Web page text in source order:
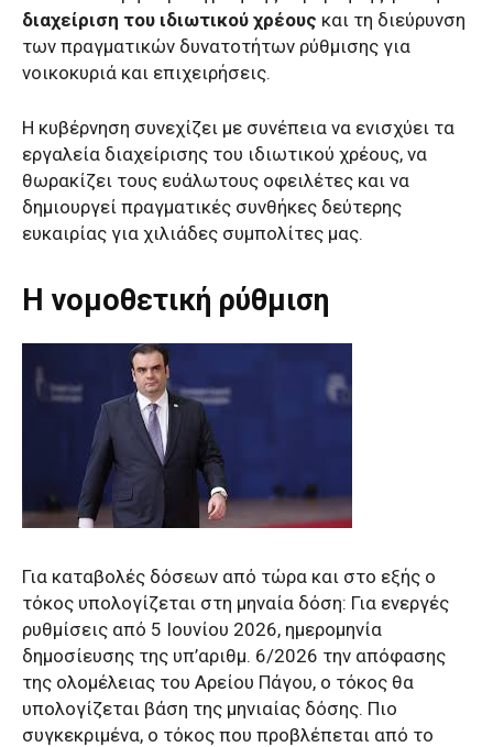
διαχείριση του ιδιωτικού χρέους και τη διεύρυνση
των πραγματικών δυνατοτήτων ρύθμισης για
νοικοκυριά και επιχειρήσεις.
Η κυβέρνηση συνεχίζει με συνέπεια να ενισχύει τα
εργαλεία διαχείρισης του ιδιωτικού χρέους, να
θωρακίζει τους ευάλωτους οφειλέτες και να
δημιουργεί πραγματικές συνθήκες δεύτερης
ευκαιρίας για χιλιάδες συμπολίτες μας.
H νομοθετική ρύθμιση
Για καταβολές δόσεων από τώρα και στο εξής ο
τόκος υπολογίζεται στη μηναία δόση: Για ενεργές
ρυθμίσεις από 5 Ιουνίου 2026, ημερομηνία
δημοσίευσης της υπ’αριθμ. 6/2026 την απόφασης
της ολομέλειας του Αρείου Πάγου, ο τόκος θα
υπολογίζεται βάση της μηνιαίας δόσης. Πιο
συγκεκριμένα, ο τόκος που προβλέπεται από το